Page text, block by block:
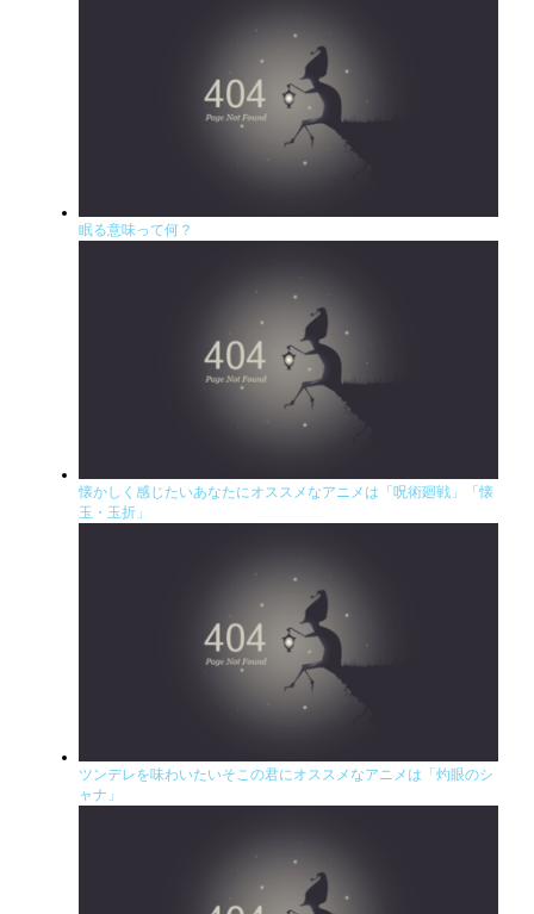
眠る意味って何？
懐かしく感じたいあなたにオススメなアニメは「呪術廻戦」「懐
玉・玉折」
ツンデレを味わいたいそこの君にオススメなアニメは「灼眼のシ
ャナ」